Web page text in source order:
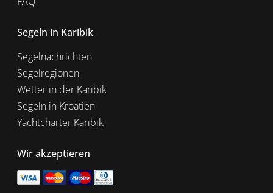
Segeln in Karibik
Segelnachrichten
Segelregionen
Wetter in der Karibik
Segeln in Kroatien
Yachtcharter Karibik
Wir akzeptieren